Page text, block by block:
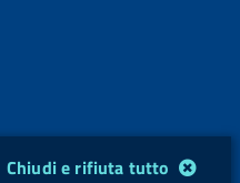
Chiudi e rifiuta tutto